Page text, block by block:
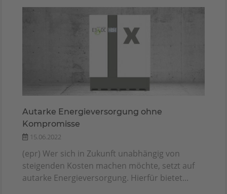
Autarke Energieversorgung ohne
Kompromisse
15.06.2022
(epr) Wer sich in Zukunft unabhängig von
steigenden Kosten machen möchte, setzt auf
autarke Energieversorgung. Hierfür bietet...